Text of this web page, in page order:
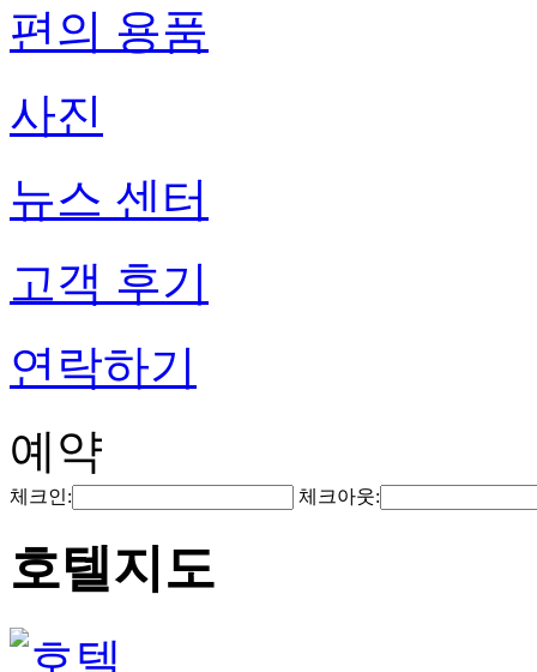
편의 용품
사진
뉴스 센터
고객 후기
연락하기
예약
체크인: 체크아웃:
호텔지도